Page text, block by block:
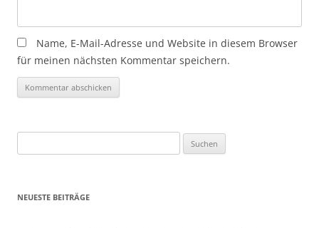
Name, E-Mail-Adresse und Website in diesem Browser
für meinen nächsten Kommentar speichern.
nach:
NEUESTE BEITRÄGE